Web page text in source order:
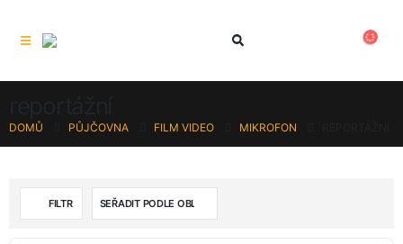
DOMŮ PŮJČOVNA FILM VIDEO MIKROFON
FILTR